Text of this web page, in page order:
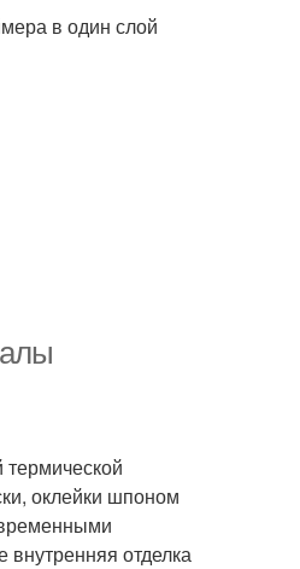
в один слой
термической
оклейки шпоном
отделка